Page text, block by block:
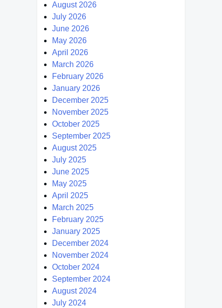
August 2026
July 2026
June 2026
May 2026
April 2026
March 2026
February 2026
January 2026
December 2025
November 2025
October 2025
September 2025
August 2025
July 2025
June 2025
May 2025
April 2025
March 2025
February 2025
January 2025
December 2024
November 2024
October 2024
September 2024
August 2024
July 2024